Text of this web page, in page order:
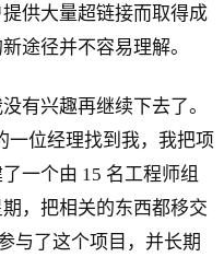
供大量超链接而取得成
途径并不容易理解。
有兴趣再继续下去了。
一位经理找到我，我把项
一个由 15 名工程师组
，把相关的东西都移交
与了这个项目，并长期